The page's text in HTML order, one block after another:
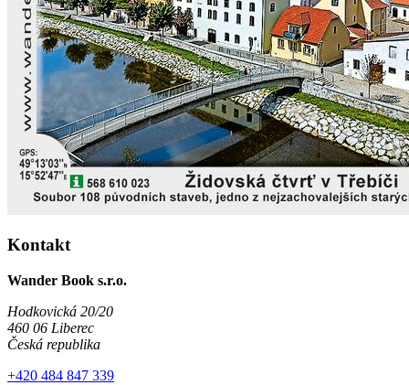
Kontakt
Wander Book s.r.o.
Hodkovická 20/20
460 06 Liberec
Česká republika
+420 484 847 339